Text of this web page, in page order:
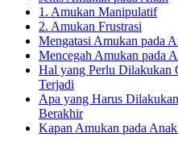
1. Amukan Manipulatif
2. Amukan Frustrasi
Mengatasi Amukan pada
Mencegah Amukan pada
Hal yang Perlu Dilakukan
Terjadi
Apa yang Harus
Berakhir
Kapan Amukan pada